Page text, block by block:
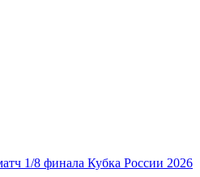
1/8 финала Кубка России 2026